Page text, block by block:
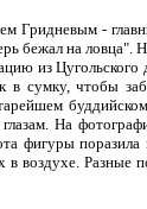
Гридневым -
бежал на ловца".
из
в сумку, чтобы
На
фигуры
воздухе. Разные